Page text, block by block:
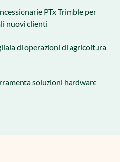
PTx Trimble per
nuovi clienti
di operazioni di agricoltura
soluzioni hardware